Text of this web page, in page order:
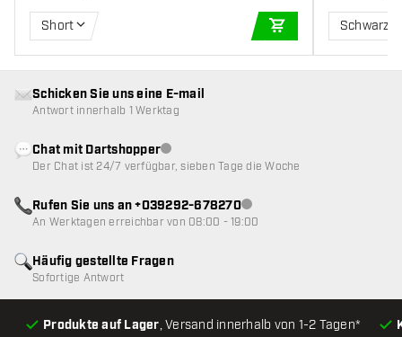
Short
IN DEN
Schwarz
Produkte auf Lager, Versand innerhalb von 1-2 Tagen*
Häufig gestellte Fragen
Sofortige Antwort
Schicken Sie uns eine E-mail
Antwort innerhalb 1 Werktag
Chat mit DartshopperKundenservice nicht verfügbar
Der Chat ist 24/7 verfügbar, sieben Tage die Woche
Rufen Sie uns an +039292-678270Kundenservice nicht
An Werktagen erreichbar von 08:00 - 19:00